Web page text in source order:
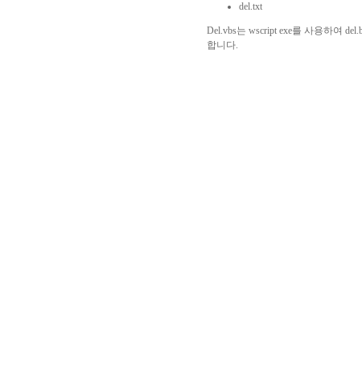
del.txt
Del.vbs는 wscript exe를 사용하여
합니다.